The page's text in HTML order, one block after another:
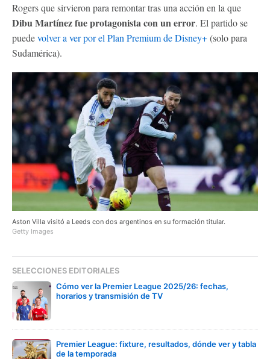
Rogers que sirvieron para remontar tras una acción en la que
Dibu Martínez fue protagonista con un error. El partido se
puedevolver a ver por el Plan Premium de Disney+(solo para
Sudamérica).
Aston Villa visitó a Leeds con dos argentinos en su formación titular.
Getty Images
SELECCIONES EDITORIALES
Cómo ver la Premier League 2025/26: fechas,
horarios y transmisión de TV
Premier League: fixture, resultados, dónde ver y tabla
de la temporada